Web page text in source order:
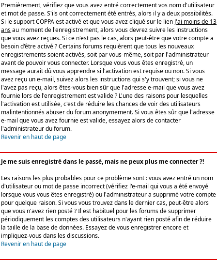
Premièrement, vérifiez que vous avez entré correctement vos nom d'utilisateur
et mot de passe. S'ils ont correctement été entrés, alors il y a deux possibilités.
Si le support COPPA est activé et que vous avez cliqué sur le lien J'ai moins de 13
ansau moment de l'enregistrement, alors vous devrez suivre les instructions
que vous avez reçues. Si ce n'est pas le cas, alors peut-être que votre compte a
besoin d'être activé ? Certains forums requièrent que tous les nouveaux
enregistrements soient activés, soit par vous-même, soit par l'administrateur
avant de pouvoir vous connecter. Lorsque vous vous êtes enregistré, un
message aurait dû vous apprendre si l'activation est requise ou non. Si vous
avez reçu un e-mail, suivez alors les instructions qui s'y trouvent; si vous ne
l'avez pas reçu, alors êtes-vous bien sûr que l'adresse e-mail que vous avez
fournie lors de l'enregistrement est valide ? L'une des raisons pour lesquelles
l'activation est utilisée, c'est de réduire les chances de voir des utilisateurs
malintentionnés abuser du forum anonymement. Si vous êtes sûr que l'adresse
e-mail que vous avez fournie est valide, essayez alors de contacter
l'administrateur du forum.
Revenir en haut de page
Je me suis enregistré dans le passé, mais ne peux plus me connecter ?!
Les raisons les plus probables pour ce problème sont : vous avez entré un nom
d'utilisateur ou mot de passe incorrect (vérifiez l'e-mail qui vous a été envoyé
lorsque vous vous êtes enregistré) ou l'administrateur a supprimé votre compte
pour quelque raison. Si vous vous trouvez dans le dernier cas, peut-être alors
que vous n'avez rien posté ? Il est habituel pour les forums de supprimer
périodiquement les comptes des utilisateurs n'ayant rien posté afin de réduire
la taille de la base de données. Essayez de vous enregistrer encore et
impliquez-vous dans les discussions.
Revenir en haut de page